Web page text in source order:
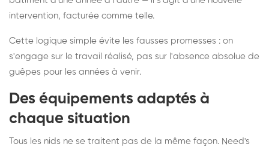
intervention, facturée comme telle.
Cette logique simple évite les fausses promesses : on
s'engage sur le travail réalisé, pas sur l'absence absolue de
guêpes pour les années à venir.
Des équipements adaptés à
chaque situation
Tous les nids ne se traitent pas de la même façon. Need's